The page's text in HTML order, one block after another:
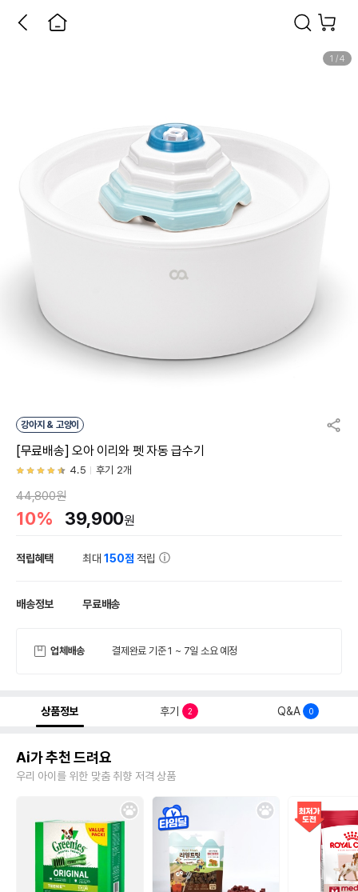
1 /4
강아지 & 고양이
[무료배송] 오아 이리와 펫 자동 급수기
4.5 후기 2개
44,800원
10% 39,900원
적립혜택 최대150점 적립
배송정보 무료배송
업체배송 결제완료 기준 1 ~ 7일 소요 예정
상품정보 후기 2 Q&A 0
Ai가 추천 드려요
우리 아이를 위한 맞춤 취향 저격 상품